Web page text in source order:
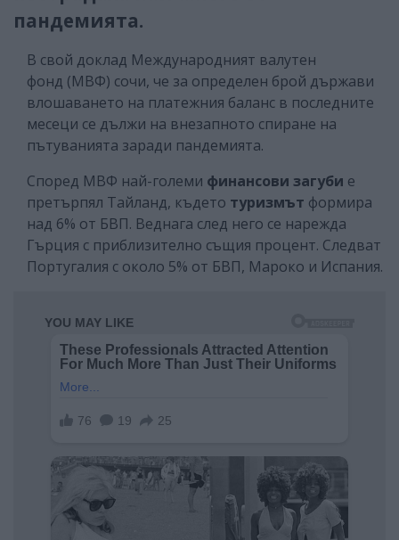
пандемията.
В свой доклад Международният валутен
фонд (МВФ) сочи, че за определен брой държави
влошаването на платежния баланс в последните
месеци се дължи на внезапното спиране на
пътуванията заради пандемията.
Според МВФ най-големи финансови загуби е
претърпял Тайланд, където туризмът формира
над 6% от БВП. Веднага след него се нарежда
Гърция с приблизително същия процент. Следват
Португалия с около 5% от БВП, Мароко и Испания.